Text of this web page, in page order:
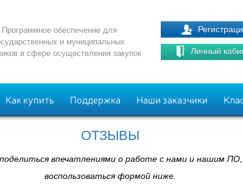
Программное обеспечение для
и муниципальных
в сфере осуществления закупок
Личный
Как купить Поддержка Наши заказчики
ОТЗЫВЫ
впечатлениями о работе с нами и нашим
воспользоваться формой ниже.